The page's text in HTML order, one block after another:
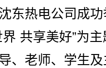
东热电公司成
共享美好”为
、老师、学生